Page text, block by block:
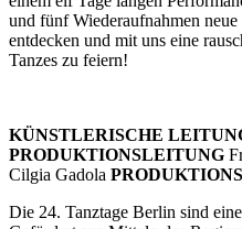
und fünf Wiederaufnahmen
entdecken und mit uns eine
Tanzes zu feiern!
KÜNSTLERISCHE
PRODUKTIONSLEITUNG
Cilgia Gadola
Die 24. Tanztage Berlin sind